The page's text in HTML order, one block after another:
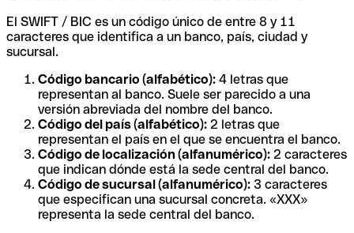
El SWIFT / BIC es un código único de entre 8 y 11
caracteres que identifica a un banco, país, ciudad y
sucursal.
Código bancario (alfabético): 4 letras que
representan al banco. Suele ser parecido a una
versión abreviada del nombre del banco.
Código del país (alfabético): 2 letras que
representan el país en el que se encuentra el banco.
Código de localización (alfanumérico): 2 caracteres
que indican dónde está la sede central del banco.
Código de sucursal (alfanumérico): 3 caracteres
que especifican una sucursal concreta. «XXX»
representa la sede central del banco.